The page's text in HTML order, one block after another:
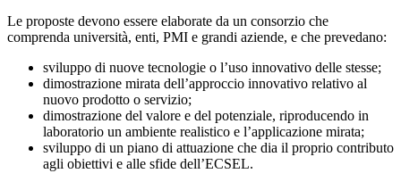
Le proposte devono essere elaborate da un consorzio che
comprenda università, enti, PMI e grandi aziende, e che prevedano:
sviluppo di nuove tecnologie o l’uso innovativo delle stesse;
dimostrazione mirata dell’approccio innovativo relativo al
nuovo prodotto o servizio;
dimostrazione del valore e del potenziale, riproducendo in
laboratorio un ambiente realistico e l’applicazione mirata;
sviluppo di un piano di attuazione che dia il proprio contributo
agli obiettivi e alle sfide dell’ECSEL.